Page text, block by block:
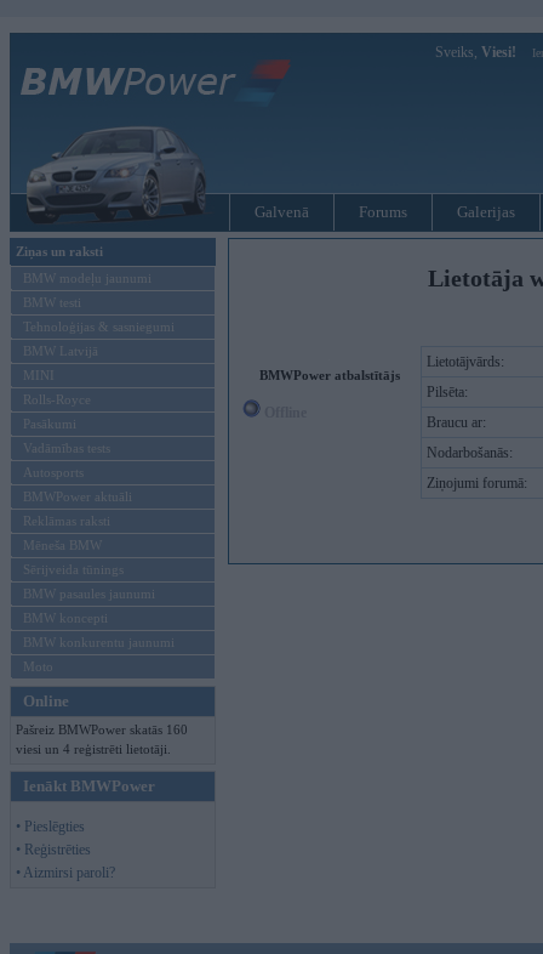
Sveiks, Viesi!
Galvenā Forums Galerijas
Ziņas un raksti
BMW modeļu jaunumi
BMW testi
Tehnoloģijas & sasniegumi
BMW Latvijā
MINI
Rolls-Royce
Pasākumi
Vadāmības tests
Autosports
BMWPower aktuāli
Reklāmas raksti
Mēneša BMW
Sērijveida tūnings
BMW pasaules jaunumi
BMW koncepti
BMW konkurentu jaunumi
Moto
Online
Pašreiz BMWPower skatās 160
viesi un 4 reģistrēti lietotāji.
Ienākt BMWPower
• Pieslēgties
• Reģistrēties
• Aizmirsi paroli?
Lietotāja
BMWPower atbalstītājs
Lietotājvārds:
Pilsēta:
Braucu ar:
Nodarbošanās:
Ziņojumi forumā: